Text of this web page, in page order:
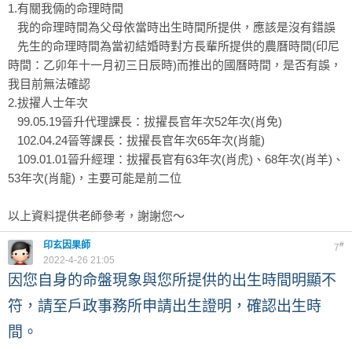
1.有關我倆的命理時間
我的命理時間為父母依當時出生時間所提供，應該是沒有錯誤
先生的命理時間為當初結婚時對方長輩所提供的農曆時間(印尼
時間：乙卯年十一月初三日辰時)而推出的國曆時間，是否有誤，
我目前無法確認
2.拔擢人士年次
99.05.19晉升代理課長：拔擢長官年次52年次(肖免)
102.04.24晉等課長：拔擢長官年次65年次(肖龍)
109.01.01晉升經理：拔擢長官有63年次(肖虎)、68年次(肖羊)、
53年次(肖龍)，主要可能是前二位
以上資料提供老師參考，謝謝您～
7#
印玄因果師
2022-4-26 21:05
因您自身的命盤現象與您所提供的出生時間明顯不
符，請至戶政事務所申請出生證明，確認出生時
間。